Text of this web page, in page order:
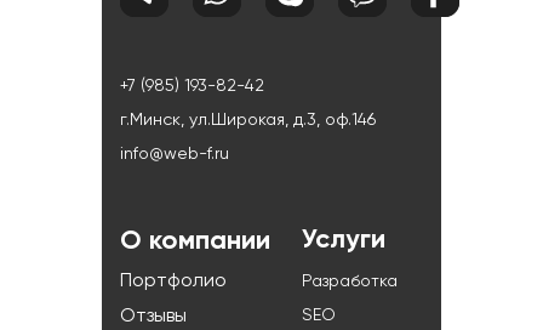
+7 (985) 193-82-42
г.Минск, ул.Широкая, д.3, оф.146
info@web-f.ru
О компании
Портфолио
Отзывы
Услуги
Разработка
SEO